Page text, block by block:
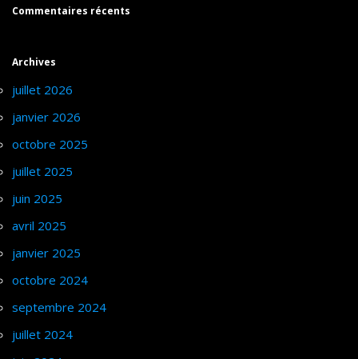
Commentaires récents
Archives
juillet 2026
janvier 2026
octobre 2025
juillet 2025
juin 2025
avril 2025
janvier 2025
octobre 2024
septembre 2024
juillet 2024